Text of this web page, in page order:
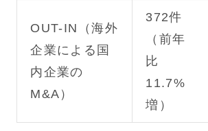
OUT-IN（海外
企業による国
内企業の
M&A）
372件
（前年
比
11.7%
増）